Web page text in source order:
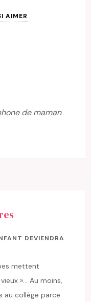
AIMER
de maman
DEVIENDRA
mettent
»… Au moins,
au collège parce